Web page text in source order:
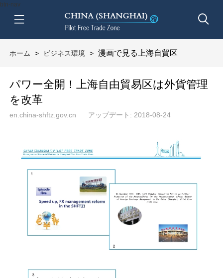
btn-nav
ホーム > ビジネス環境 > 漫画で見る上海自貿区
パワー全開！上海自由貿易区は外貨管理
を改革
en.china-shftz.gov.cn アップデート: 2018-08-24